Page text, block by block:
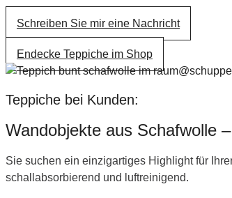
Schreiben Sie mir eine Nachricht
Endecke Teppiche im Shop
Teppiche bei Kunden:
Wandobjekte aus Schafwolle
Sie suchen ein einzigartiges Highlight für
schallabsorbierend und luftreinigend.